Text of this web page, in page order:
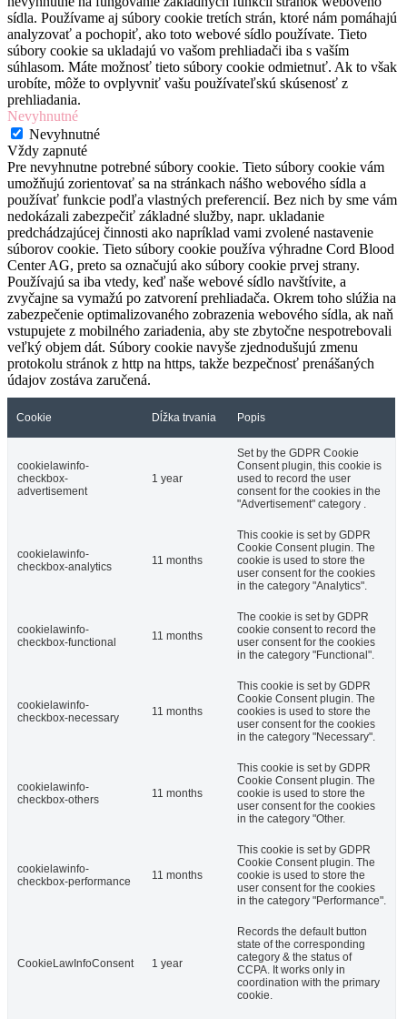
sídla. Používame aj súbory cookie tretích strán, ktoré nám pomáhajú
analyzovať a pochopiť, ako toto webové sídlo používate. Tieto
súbory cookie sa ukladajú vo vašom prehliadači iba s vaším
súhlasom. Máte možnosť tieto súbory cookie odmietnuť. Ak to však
urobíte, môže to ovplyvniť vašu používateľskú skúsenosť z
prehliadania.
Nevyhnutné
Nevyhnutné
Vždy zapnuté
Pre nevyhnutne potrebné súbory cookie. Tieto súbory cookie vám
umožňujú zorientovať sa na stránkach nášho webového sídla a
používať funkcie podľa vlastných preferencií. Bez nich by sme vám
nedokázali zabezpečiť základné služby, napr. ukladanie
predchádzajúcej činnosti ako napríklad vami zvolené nastavenie
súborov cookie. Tieto súbory cookie používa výhradne Cord Blood
Center AG, preto sa označujú ako súbory cookie prvej strany.
Používajú sa iba vtedy, keď naše webové sídlo navštívite, a
zvyčajne sa vymažú po zatvorení prehliadača. Okrem toho slúžia na
zabezpečenie optimalizovaného zobrazenia webového sídla, ak naň
vstupujete z mobilného zariadenia, aby ste zbytočne nespotrebovali
veľký objem dát. Súbory cookie navyše zjednodušujú zmenu
protokolu stránok z http na https, takže bezpečnosť prenášaných
údajov zostáva zaručená.
Cookie Dĺžka trvania Popis
cookielawinfo-
checkbox-
advertisement
1 year
Set by the GDPR Cookie
Consent plugin, this cookie is
used to record the user
consent for the cookies in the
"Advertisement" category .
cookielawinfo-
checkbox-analytics
11 months
This cookie is set by GDPR
Cookie Consent plugin. The
cookie is used to store the
user consent for the cookies
in the category "Analytics".
cookielawinfo-
checkbox-functional
11 months
The cookie is set by GDPR
cookie consent to record the
user consent for the cookies
in the category "Functional".
cookielawinfo-
checkbox-necessary
11 months
This cookie is set by GDPR
Cookie Consent plugin. The
cookies is used to store the
user consent for the cookies
in the category "Necessary".
cookielawinfo-
checkbox-others
11 months
This cookie is set by GDPR
Cookie Consent plugin. The
cookie is used to store the
user consent for the cookies
in the category "Other.
cookielawinfo-
checkbox-performance
11 months
This cookie is set by GDPR
Cookie Consent plugin. The
cookie is used to store the
user consent for the cookies
in the category "Performance".
CookieLawInfoConsent 1 year
Records the default button
state of the corresponding
category & the status of
CCPA. It works only in
coordination with the primary
cookie.